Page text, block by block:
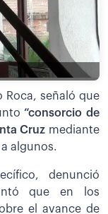
Roca, señaló que
“consorcio de
Cruz mediante
algunos.
denunció
que en los
el avance de